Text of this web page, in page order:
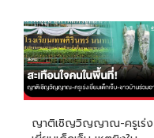
ญาติเชิญวิญญาณ-ครูเร่ง